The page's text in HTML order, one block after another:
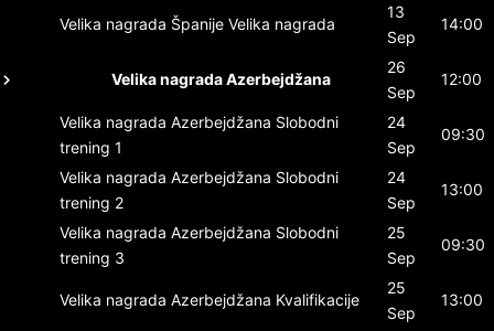
Velika nagrada Španije Velika nagrada
13
Sep
14:00
Velika nagrada Azerbejdžana
26
Sep
12:00
Velika nagrada Azerbejdžana Slobodni
trening 1
24
Sep
09:30
Velika nagrada Azerbejdžana Slobodni
trening 2
24
Sep
13:00
Velika nagrada Azerbejdžana Slobodni
trening 3
25
Sep
09:30
Velika nagrada Azerbejdžana Kvalifikacije
25
Sep
13:00